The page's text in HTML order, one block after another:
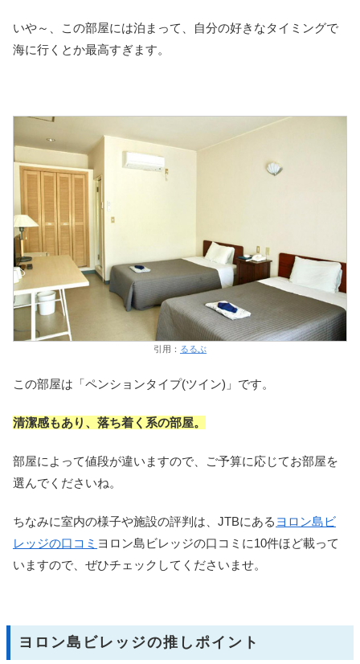
いや～、この部屋には泊まって、自分の好きなタイミングで
海に行くとか最高すぎます。
引用： るるぶ
この部屋は「ペンションタイプ(ツイン)」です。
清潔感もあり、落ち着く系の部屋。
部屋によって値段が違いますので、ご予算に応じてお部屋を
選んでくださいね。
ちなみに室内の様子や施設の評判は、JTBにある ヨロン島ビ
レッジの口コミ ヨロン島ビレッジの口コミに10件ほど載って
いますので、ぜひチェックしてくださいませ。
ヨロン島ビレッジの推しポイント